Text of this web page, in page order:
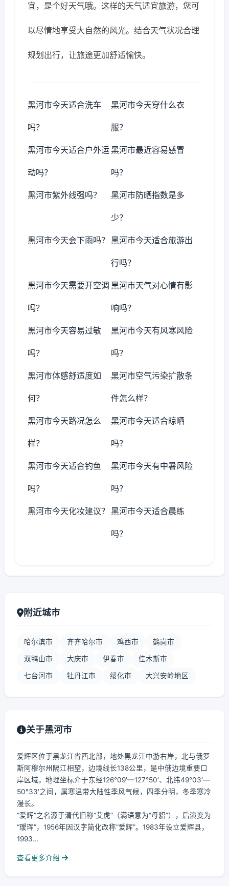
宜，是个好天气哦。这样的天气适宜旅游，您可
以尽情地享受大自然的风光。结合天气状况合理
规划出行，让旅途更加舒适愉快。
黑河市今天适合洗车
吗？
黑河市今天穿什么衣
服？
黑河市今天适合户外运
动吗？
黑河市最近容易感冒
吗？
黑河市紫外线强吗？ 黑河市防晒指数是多
少？
黑河市今天会下雨吗？ 黑河市今天适合旅游出
行吗？
黑河市今天需要开空调
吗？
黑河市天气对心情有影
响吗？
黑河市今天容易过敏
吗？
黑河市今天有风寒风险
吗？
黑河市体感舒适度如
何？
黑河市空气污染扩散条
件怎么样？
黑河市今天路况怎么
样？
黑河市今天适合晾晒
吗？
黑河市今天适合钓鱼
吗？
黑河市今天有中暑风险
吗？
黑河市今天化妆建议？ 黑河市今天适合晨练
吗？
附近城市
哈尔滨市 齐齐哈尔市 鸡西市 鹤岗市
双鸭山市 大庆市 伊春市 佳木斯市
七台河市 牡丹江市 绥化市 大兴安岭地区
关于黑河市
爱辉区位于黑龙江省西北部，地处黑龙江中游右岸，北与俄罗
斯阿穆尔州隔江相望，边境线长138公里，是中俄边境重要口
岸区域。地理坐标介于东经126°09′—127°50′、北纬49°03′—
50°33′之间，属寒温带大陆性季风气候，四季分明，冬季寒冷
漫长。
“爱辉”之名源于清代旧称“艾虎”（满语意为“母貂”），后演变为
“瑷珲”，1956年因汉字简化改称“爱辉”。1983年设立爱辉县，
1993...
查看更多介绍